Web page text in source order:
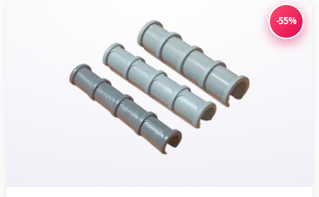
-55%